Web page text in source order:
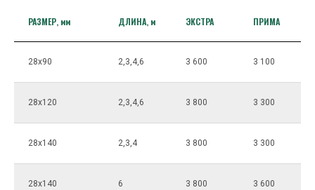
РАЗМЕР, мм ДЛИНА, м ЭКСТРА ПРИМА
28х90 2,3,4,6 3 600 3 100
28х120 2,3,4,6 3 800 3 300
28х140 2,3,4 3 800 3 300
28х140 6 3 800 3 600